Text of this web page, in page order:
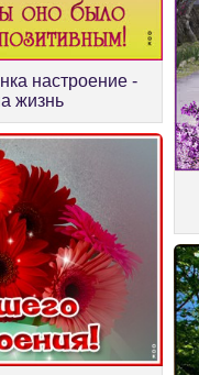
настроение -
жизнь